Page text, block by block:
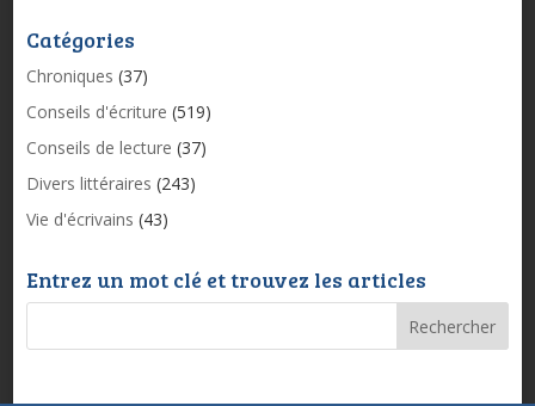
Catégories
Chroniques (37)
Conseils d'écriture (519)
Conseils de lecture (37)
Divers littéraires (243)
Vie d'écrivains (43)
Entrez un mot clé et trouvez les articles